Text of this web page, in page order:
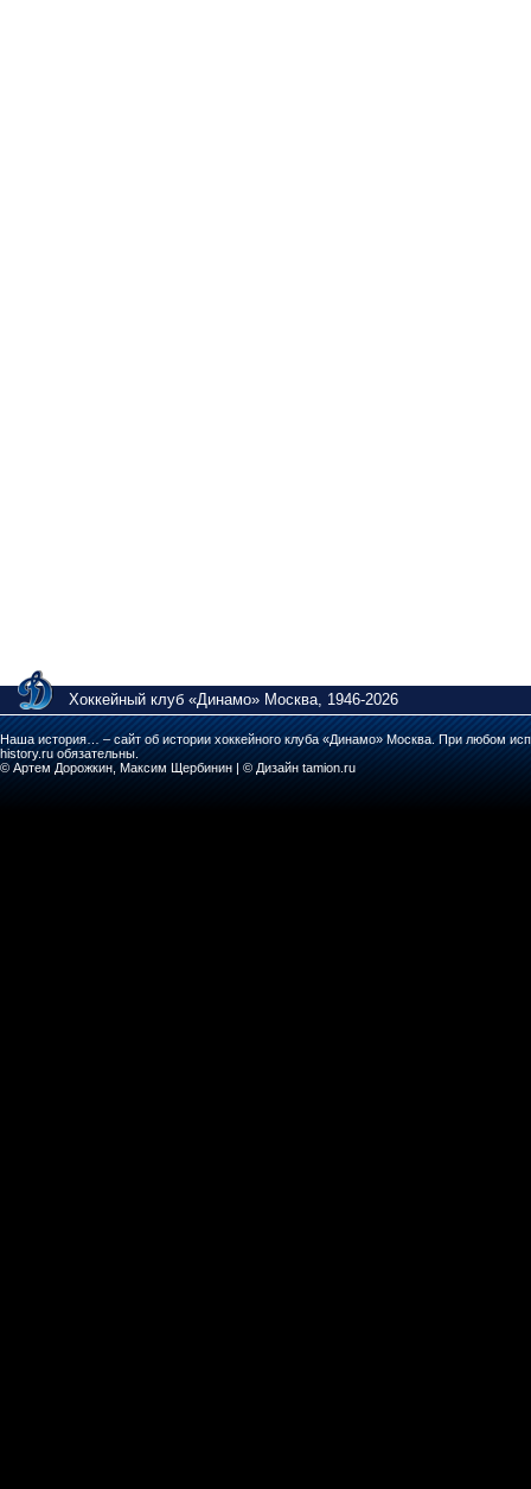
Хоккейный клуб «Динамо» Москва, 1946-2026
Наша история… – сайт об истории хоккейного клуба «Динамо» Москва. При любом
history.ru обязательны.
© Артем Дорожкин, Максим Щербинин | © Дизайн tamion.ru